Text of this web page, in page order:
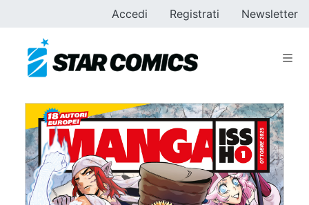
Accedi Registrati Newsletter